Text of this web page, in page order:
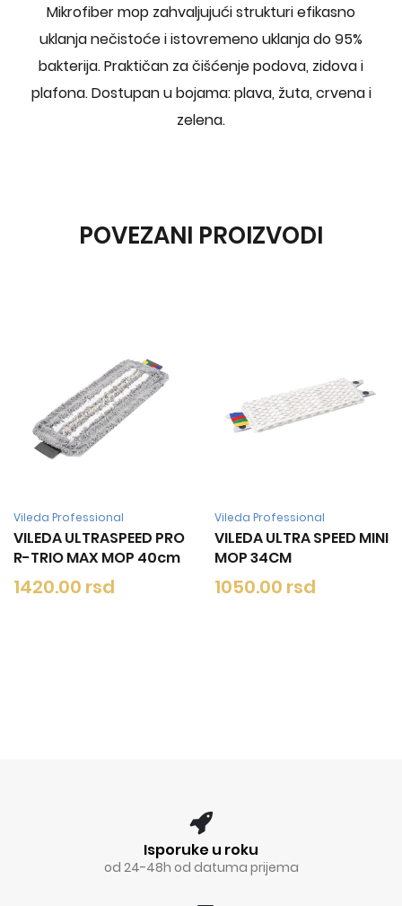
Mikrofiber mop zahvaljujući strukturi efikasno
uklanja nečistoće i istovremeno uklanja do 95%
bakterija. Praktičan za čišćenje podova, zidova i
plafona. Dostupan u bojama: plava, žuta, crvena i
zelena.
POVEZANI PROIZVODI
Professional
ULTRA SPEED MINI
34CM
rsd
Vileda Professional
VILEDA SUPERMOP
ANTIBAC SA RESAMA
brisko
Isporuke u roku
od 24-48h od datuma prijema